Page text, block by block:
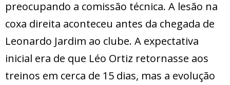
preocupando a comissão técnica. A lesão na
coxa direita aconteceu antes da chegada de
Leonardo Jardim ao clube. A expectativa
inicial era de que Léo Ortiz retornasse aos
treinos em cerca de 15 dias, mas a evolução